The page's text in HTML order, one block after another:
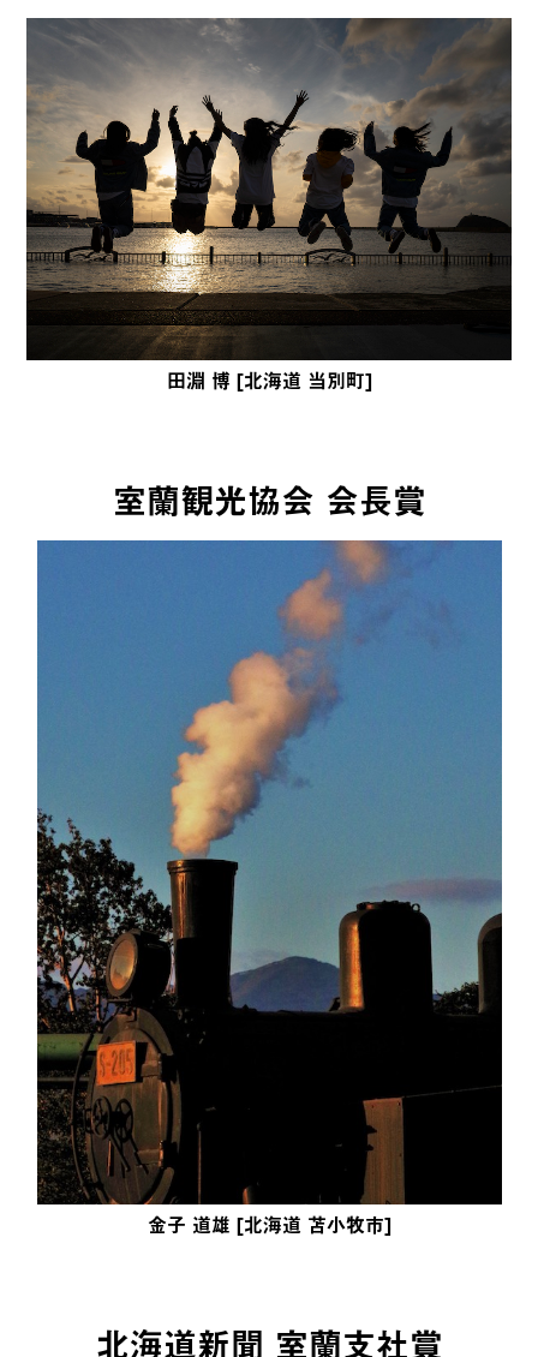
田淵 博 [北海道 当別町]
室蘭観光協会 会長賞
金子 道雄 [北海道 苫小牧市]
北海道新聞 室蘭支社賞